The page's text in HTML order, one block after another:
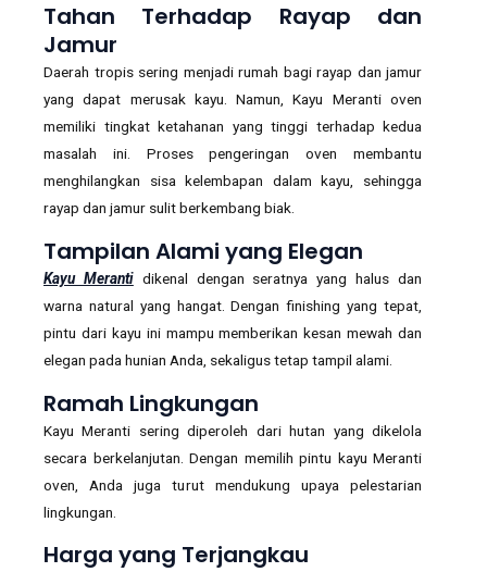
Tahan Terhadap Rayap dan
Jamur
Daerah tropis sering menjadi rumah bagi rayap dan jamur
yang dapat merusak kayu. Namun, Kayu Meranti oven
memiliki tingkat ketahanan yang tinggi terhadap kedua
masalah ini. Proses pengeringan oven membantu
menghilangkan sisa kelembapan dalam kayu, sehingga
rayap dan jamur sulit berkembang biak.
Tampilan Alami yang Elegan
Kayu Merantidikenal dengan seratnya yang halus dan
warna natural yang hangat. Dengan finishing yang tepat,
pintu dari kayu ini mampu memberikan kesan mewah dan
elegan pada hunian Anda, sekaligus tetap tampil alami.
Ramah Lingkungan
Kayu Meranti sering diperoleh dari hutan yang dikelola
secara berkelanjutan. Dengan memilih pintu kayu Meranti
oven, Anda juga turut mendukung upaya pelestarian
lingkungan.
Harga yang Terjangkau